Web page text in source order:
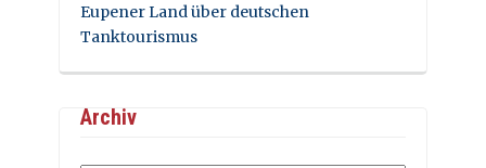
Eupener Land über deutschen
Tanktourismus
Archiv